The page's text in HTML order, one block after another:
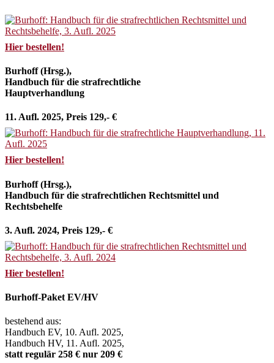
Hier bestellen!
Burhoff (Hrsg.),
Handbuch für die strafrechtliche
Hauptverhandlung
11. Aufl. 2025, Preis 129,- €
Hier bestellen!
Burhoff (Hrsg.),
Handbuch für die strafrechtlichen Rechtsmittel und
Rechtsbehelfe
3. Aufl. 2024, Preis 129,- €
Hier bestellen!
Burhoff-Paket EV/HV
bestehend aus:
Handbuch EV, 10. Aufl. 2025,
Handbuch HV, 11. Aufl. 2025,
statt regulär 258 € nur 209 €